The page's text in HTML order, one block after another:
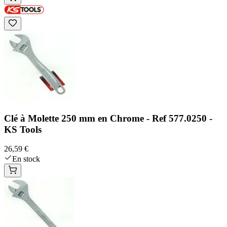
Clé à Molette 250 mm en Chrome - Ref 577.0250 -
KS Tools
26,59 €
En stock